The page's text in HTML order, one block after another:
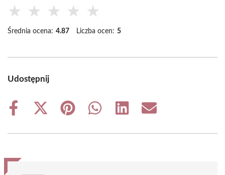
★ ★ ★ ★ ★
Średnia ocena: 4.87 Liczba ocen: 5
Udostępnij
Share
Share
(Twitter)
Share
Share
Share
Share